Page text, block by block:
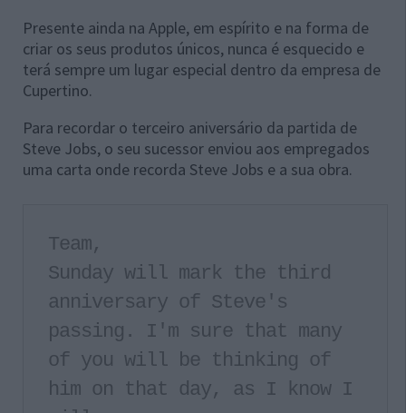
Presente ainda na Apple, em espírito e na forma de
criar os seus produtos únicos, nunca é esquecido e
terá sempre um lugar especial dentro da empresa de
Cupertino.
Para recordar o terceiro aniversário da partida de
Steve Jobs, o seu sucessor enviou aos empregados
uma carta onde recorda Steve Jobs e a sua obra.
Team,
Sunday will mark the third
anniversary of Steve's
passing. I'm sure that many
of you will be thinking of
him on that day, as I know I